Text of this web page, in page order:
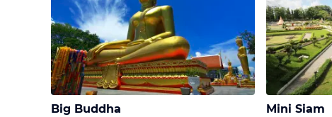
Big Buddha Mini Siam